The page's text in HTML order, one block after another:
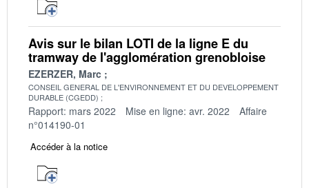
Avis sur le bilan LOTI de la ligne E du
tramway de l'agglomération grenobloise
EZERZER, Marc
CONSEIL GENERAL DE L'ENVIRONNEMENT ET DU DEVELOPPEMENT
DURABLE (CGEDD)
Rapport: mars 2022 Mise en ligne: avr. 2022
Affaire
n°014190-01
Accéder à la notice